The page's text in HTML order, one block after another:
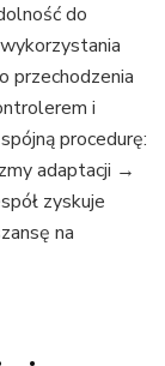
do
przechodzenia
i
procedurę:
adaptacji →
zyskuje
na